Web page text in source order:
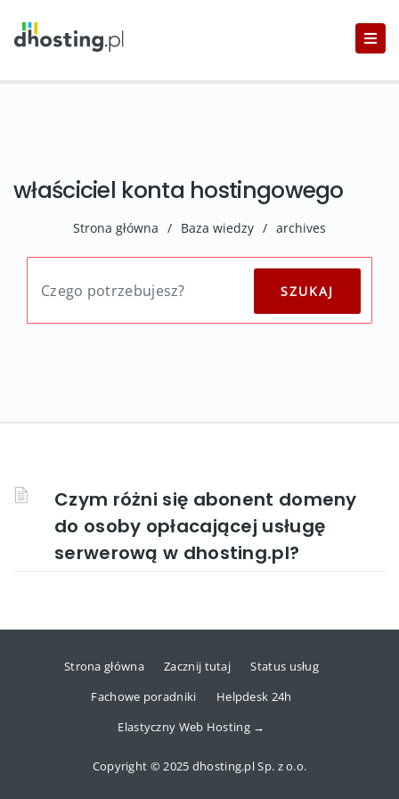
właściciel konta hostingowego
Strona główna / Baza wiedzy / archives
Czym różni się abonent domeny
do osoby opłacającej usługę
serwerową w dhosting.pl?
Strona główna Zacznij tutaj
Status usług
Fachowe poradniki
Helpdesk 24h
Elastyczny Web Hosting →
Copyright © 2025 dhosting.pl Sp. z o.o.